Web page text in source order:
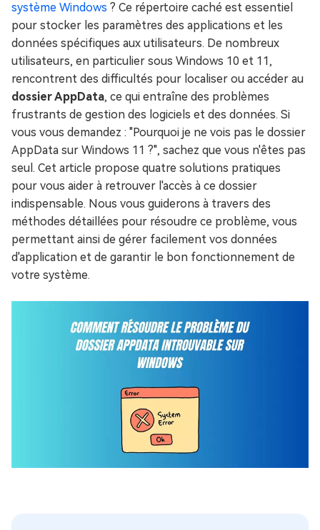
système Windows ? Ce répertoire caché est essentiel
pour stocker les paramètres des applications et les
données spécifiques aux utilisateurs. De nombreux
utilisateurs, en particulier sous Windows 10 et 11,
rencontrent des difficultés pour localiser ou accéder au
dossier AppData, ce qui entraîne des problèmes
frustrants de gestion des logiciels et des données. Si
vous vous demandez : "Pourquoi je ne vois pas le dossier
AppData sur Windows 11 ?", sachez que vous n'êtes pas
seul. Cet article propose quatre solutions pratiques
pour vous aider à retrouver l'accès à ce dossier
indispensable. Nous vous guiderons à travers des
méthodes détaillées pour résoudre ce problème, vous
permettant ainsi de gérer facilement vos données
d'application et de garantir le bon fonctionnement de
votre système.